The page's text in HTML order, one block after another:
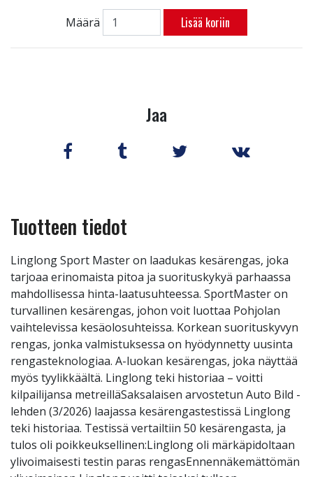
Määrä Lisää koriin
Jaa
Tuotteen tiedot
Linglong Sport Master on laadukas kesärengas, joka
tarjoaa erinomaista pitoa ja suorituskykyä parhaassa
mahdollisessa hinta-laatusuhteessa. SportMaster on
turvallinen kesärengas, johon voit luottaa Pohjolan
vaihtelevissa kesäolosuhteissa. Korkean suorituskyvyn
rengas, jonka valmistuksessa on hyödynnetty uusinta
rengasteknologiaa. A-luokan kesärengas, joka näyttää
myös tyylikkäältä. Linglong teki historiaa – voitti
kilpailijansa metreilläSaksalaisen arvostetun Auto Bild -
lehden (3/2026) laajassa kesärengastestissä Linglong
teki historiaa. Testissä vertailtiin 50 kesärengasta, ja
tulos oli poikkeuksellinen:Linglong oli märkäpidoltaan
ylivoimaisesti testin paras rengasEnnennäkemättömän